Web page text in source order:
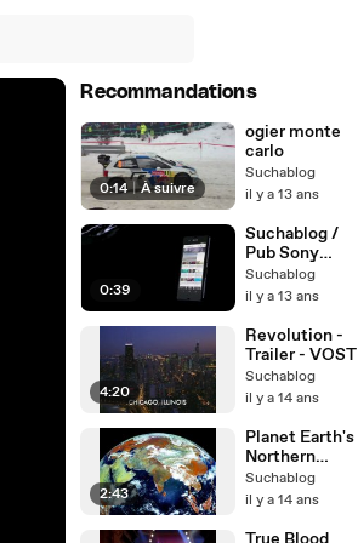
Recommandations
0:14 | À suivre
ogier monte
carlo
Suchablog
il y a 13 ans
0:39
Suchablog /
Pub Sony
Xperia Z
Suchablog
il y a 13 ans
4:20
Revolution -
Trailer - VOST
Suchablog
il y a 14 ans
2:43
Planet Earth's
Northern
Hemisphere
Suchablog
il y a 14 ans